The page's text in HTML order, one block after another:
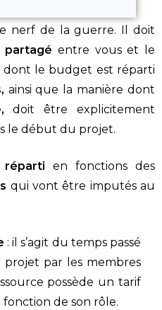
nerf de la guerre. Il doit
partagé entre vous et le
dont le budget est réparti
ainsi que la manière dont
doit être explicitement
le début du projet.
réparti en fonctions des
qui vont être imputés au
: il s’agit du temps passé
projet par les membres
possède un tarif
de son rôle.